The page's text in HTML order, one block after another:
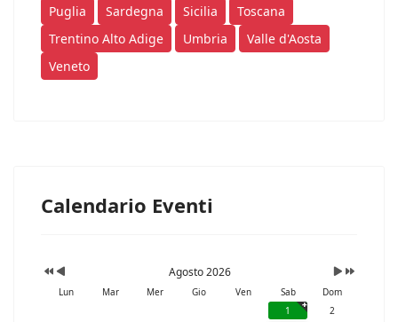
Puglia
Sardegna Sicilia
Toscana
Trentino Alto Adige
Umbria
Valle d'Aosta
Veneto
Calendario Eventi
Agosto 2026
Lun Mar Mer Gio Ven Sab
Dom
1
2